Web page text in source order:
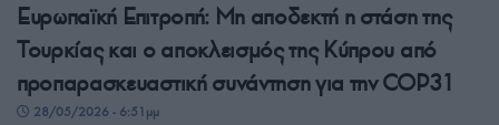
Ευρωπαϊκή Επιτροπή: Μη αποδεκτή η στάση της
Τουρκίας και ο αποκλεισμός της Κύπρου από
προπαρασκευαστική συνάντηση για την COP31
28/05/2026 - 6:51μμ